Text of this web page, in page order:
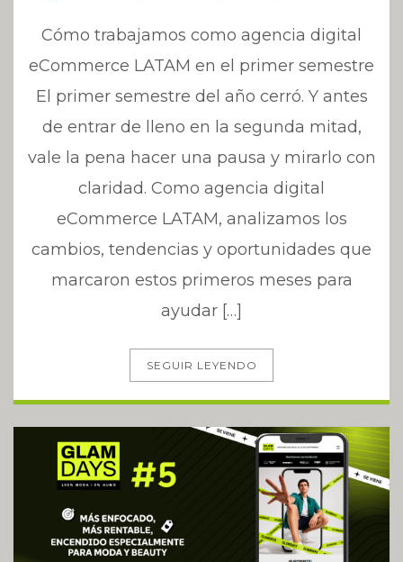
Cómo trabajamos como agencia digital
eCommerce LATAM en el primer semestre
El primer semestre del año cerró. Y antes
de entrar de lleno en la segunda mitad,
vale la pena hacer una pausa y mirarlo con
claridad. Como agencia digital
eCommerce LATAM, analizamos los
cambios, tendencias y oportunidades que
marcaron estos primeros meses para
ayudar […]
SEGUIR LEYENDO